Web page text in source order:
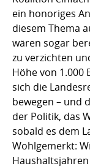
ein honoriges
diesem Thema
wären sogar
zu verzichten
Höhe von 1.000
sich die
bewegen – und
der Politik, das
sobald es dem
Wohlgemerkt: